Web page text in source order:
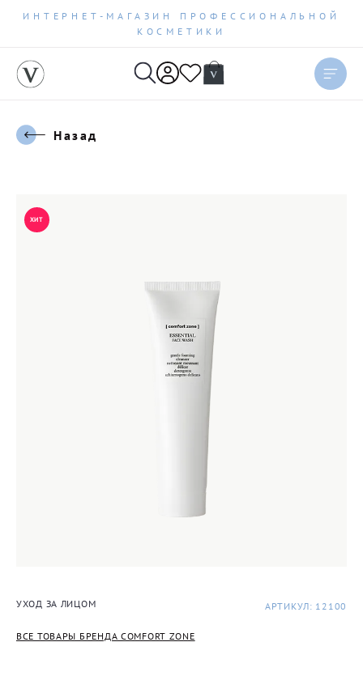
ИНТЕРНЕТ-МАГАЗИН ПРОФЕССИОНАЛЬНОЙ
КОСМЕТИКИ
Назад
ХИТ
УХОД ЗА ЛИЦОМ
ВСЕ ТОВАРЫ БРЕНДА COMFORT ZONE
АРТИКУЛ: 12100